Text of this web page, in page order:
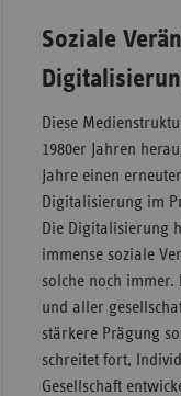
Soziale
Diese
1980er Jahren
Jahre einen
Digitalisierung im
Die Digitalisierung
immense soziale
solche noch immer.
und aller
stärkere Prägung
schreitet fort,
Gesellschaft